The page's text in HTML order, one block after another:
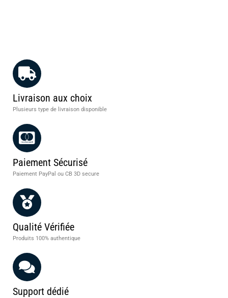
Livraison aux choix
Plusieurs type de livraison disponible
Paiement Sécurisé
Paiement PayPal ou CB 3D secure
Qualité Vérifiée
Produits 100% authentique
Support dédié